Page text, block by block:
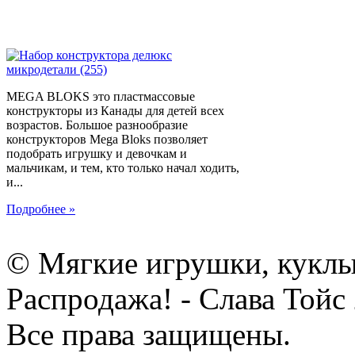
MEGA BLOKS это пластмассовые
конструкторы из Канады для детей всех
возрастов. Большое разнообразие
конструкторов Mega Bloks позволяет
подобрать игрушку и девочкам и
мальчикам, и тем, кто только начал ходить,
и...
Подробнее »
© Мягкие игрушки,
Распродажа! - Слава Тойс
Все права защищены.